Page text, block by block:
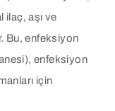
ilaç, aşı ve
Bu, enfeksiyon
enfeksiyon
için